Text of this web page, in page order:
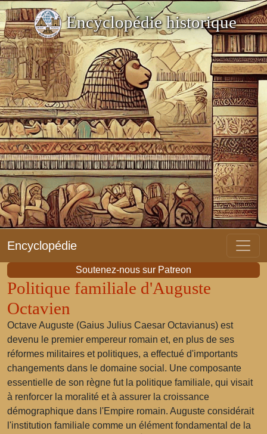
Encyclopédie historique
Encyclopédie
Soutenez-nous sur Patreon
Politique familiale d'Auguste
Octavien
Octave Auguste (Gaius Julius Caesar Octavianus) est
devenu le premier empereur romain et, en plus de ses
réformes militaires et politiques, a effectué d'importants
changements dans le domaine social. Une composante
essentielle de son règne fut la politique familiale, qui visait
à renforcer la moralité et à assurer la croissance
démographique dans l'Empire romain. Auguste considérait
l'institution familiale comme un élément fondamental de la